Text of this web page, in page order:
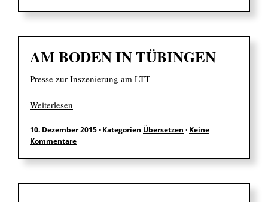
AM BODEN IN TÜBINGEN
Presse zur Inszenierung am LTT
Weiterlesen
10. Dezember 2015· Kategorien Übersetzen · Keine
Kommentare